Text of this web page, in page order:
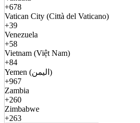
+678
Vatican City (Città del Vaticano)
+39
Venezuela
+58
Vietnam (Việt Nam)
+84
Yemen (اليمن)
+967
Zambia
+260
Zimbabwe
+263